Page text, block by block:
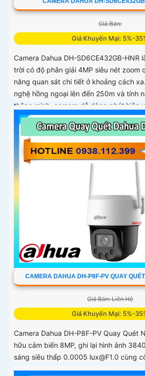
Giá Bán:
Giá Khuyến Mại: 5%-
Camera Dahua DH-SD6CE432GB-HNR
trời có độ phân giải 4MP siêu nét zoom
năng quan sát chi tiết ở khoảng cách
nghệ hồng ngoại lên đến 250m và tính
thông minh, camera dễ dàng phát hiện
mục tiêu chuyển động
CAMERA DAHUA DH-P8F-PV QUAY
Giá Bán: Liên Hệ
Giá Khuyến Mại: 5%-
Camera Dahua DH-P8F-PV Quay Quét
hữu cảm biến 8MP, ghi lại hình ảnh
sáng siêu thấp 0.0005 lux@F1.0 cùng
cảm biến lớn...